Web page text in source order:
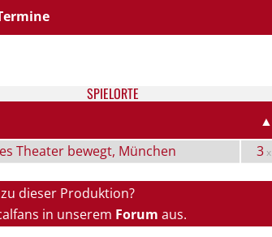
SPIELORTE
▲
Theater bewegt, München 3 x
dieser Produktion?
in unserem Forum aus.